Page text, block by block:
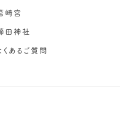
崎宮
田神社
くあるご質問